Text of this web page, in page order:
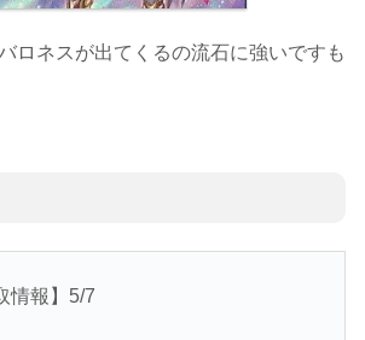
ロネスが出てくるの流石に強いですも
情報】5/7